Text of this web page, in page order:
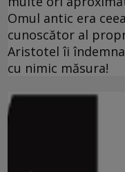
Omul antic era
cunoscător al
Aristotel îi
cu nimic măsura!